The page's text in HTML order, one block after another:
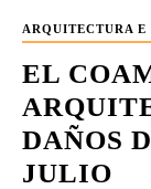
ARQUITECTURA
EL
DAÑOS
JULIO